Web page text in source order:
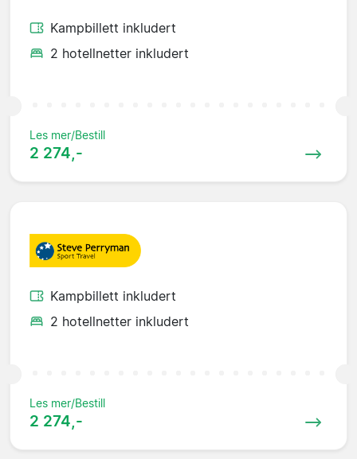
Kampbillett inkludert
2 hotellnetter inkludert
Les mer/Bestill
2 274,-
Kampbillett inkludert
2 hotellnetter inkludert
Les mer/Bestill
2 274,-